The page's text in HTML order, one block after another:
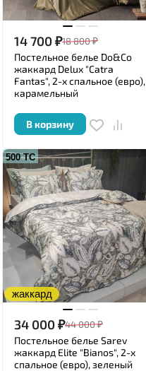
14 700₽18 800₽
Постельное белье Do&Co
жаккард Delux "Catra
Fantas", 2-х спальное (евро),
карамельный
В корзину
500 ТС
жаккард
34 000₽44 000₽
Постельное белье Sarev
жаккард Elite "Bianos", 2-х
спальное (евро), зеленый